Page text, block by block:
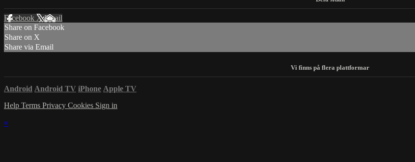
Facebook XEmail
Share on Facebook
Share on X
Share via Email
Android Android TV iPhone Apple TV
Help Terms Privacy Cookies Sign in
×